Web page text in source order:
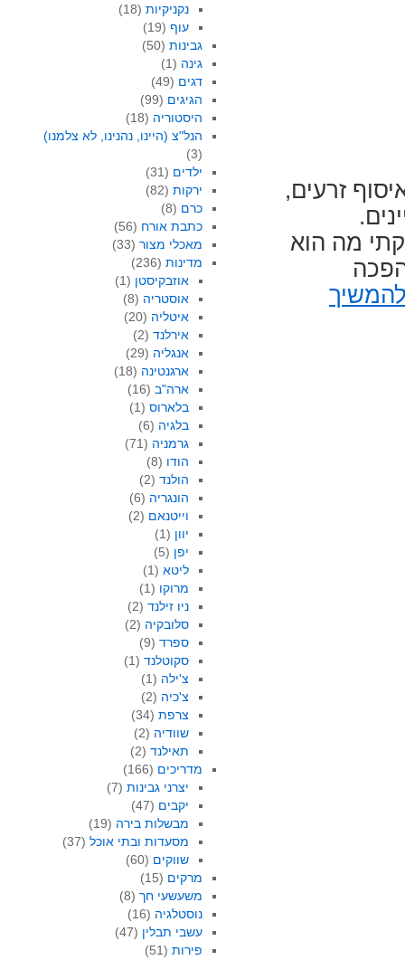
זרעים,
מה הוא
נקניקיות (18)
עוף (19)
גבינות(50)
גינה (1)
דגים (49)
הגיגים (99)
היסטוריה (18)
הנל"צ (היינו, נהנינו, לא צלמנו)
(3)
ילדים (31)
ירקות(82)
כרם (8)
כתבת אורח (56)
מאכלי מצור(33)
מדינות(236)
אוזבקיסטן (1)
אוסטריה (8)
איטליה (20)
אירלנד (2)
אנגליה (29)
ארגנטינה (18)
ארה"ב (16)
בלארוס (1)
בלגיה (6)
גרמניה (71)
הודו (8)
הולנד (2)
הונגריה (6)
וייטנאם (2)
יוון (1)
יפן (5)
ליטא (1)
מרוקו (1)
ניו זילנד (2)
סלובקיה (2)
ספרד (9)
סקוטלנד (1)
צ'ילה (1)
צ'כיה (2)
צרפת (34)
שוודיה (2)
תאילנד (2)
מדריכים (166)
יצרני גבינות (7)
יקבים (47)
מבשלות בירה (19)
מסעדות ובתי אוכל (37)
שווקים (60)
מרקים (15)
משעשעי חך(8)
נוסטלגיה (16)
עשבי תבלין (47)
פירות(51)